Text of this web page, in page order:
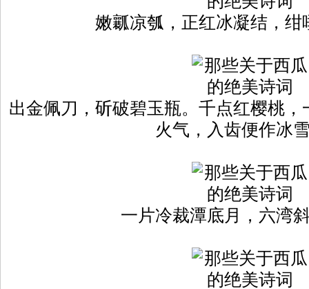
嫩瓤凉瓠，正红冰凝结，绀
出金佩刀，斫破碧玉瓶。千点红樱桃
火气，入齿便作冰
一片冷裁潭底月，六湾